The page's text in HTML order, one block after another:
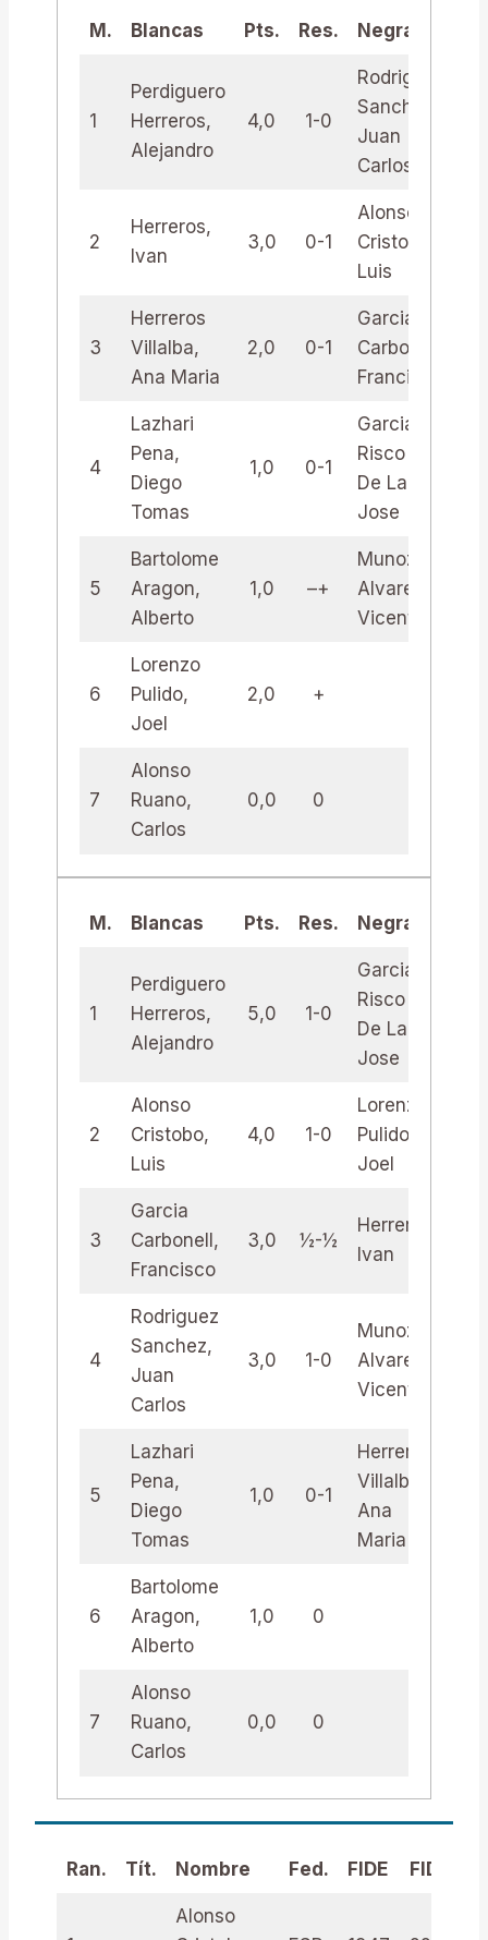
M. Blancas Pts. Res. Negras
1
Perdiguero
Herreros,
Alejandro
4,0 1-0
Rodriguez
Sanchez,
Juan
Carlos
2
Herreros,
Ivan
3,0 0-1
Alonso
Cristobo,
Luis
3
Herreros
Villalba,
Ana Maria
2,0 0-1
Garcia
Carbonell,
Francisco
4
Lazhari
Pena,
Diego
Tomas
1,0 0-1
Garcia-
Risco C.
De La B.,
Jose
5
Bartolome
Aragon,
Alberto
1,0 –+
Munoz
Alvarez,
Vicente
6
Lorenzo
Pulido,
Joel
2,0 +
7
Alonso
Ruano,
Carlos
0,0 0
M. Blancas Pts. Res. Negras
1
Perdiguero
Herreros,
Alejandro
5,0 1-0
Garcia-
Risco C.
De La B.,
Jose
2
Alonso
Cristobo,
Luis
4,0 1-0
Lorenzo
Pulido,
Joel
3
Garcia
Carbonell,
Francisco
3,0 ½-½
Herreros,
Ivan
4
Rodriguez
Sanchez,
Juan
Carlos
3,0 1-0
Munoz
Alvarez,
Vicente
5
Lazhari
Pena,
Diego
Tomas
1,0 0-1
Herreros
Villalba,
Ana
Maria
6
Bartolome
Aragon,
Alberto
1,0 0
7
Alonso
Ruano,
Carlos
0,0 0
Ran. Tít. Nombre Fed. FIDE FIDE ID
Alonso